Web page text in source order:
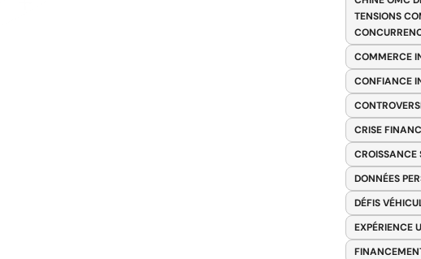
TENSIONS
COMMERCE
CONFIANCE
CRISE
CROISSANCE
DONNÉES
DÉFIS
EXPÉRIENCE